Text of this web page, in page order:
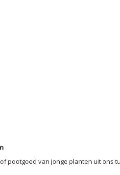
pootgoed van jonge planten uit ons